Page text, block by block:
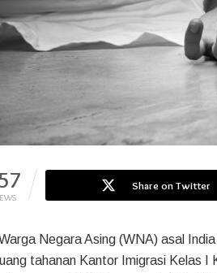
Share on Twitter
Negara Asing (WNA) asal
tahanan Kantor Imigrasi Kelas